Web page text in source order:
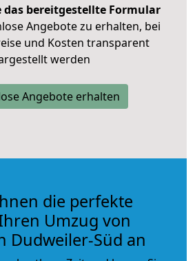
das bereitgestellte Formular
Angebote zu erhalten, bei
und Kosten transparent
werden
Angebote erhalten
die perfekte
Umzug von
Dudweiler-Süd an